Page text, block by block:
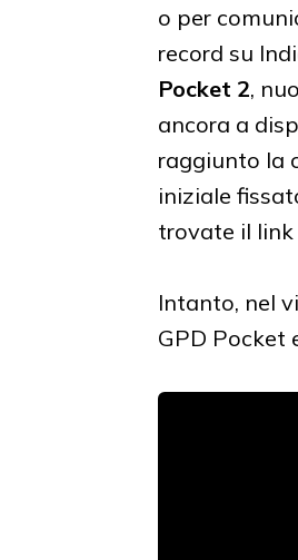
o per
record su
Pocket 2,
ancora a
raggiunto la
iniziale
trovate il
Intanto, nel
GPD Pocket